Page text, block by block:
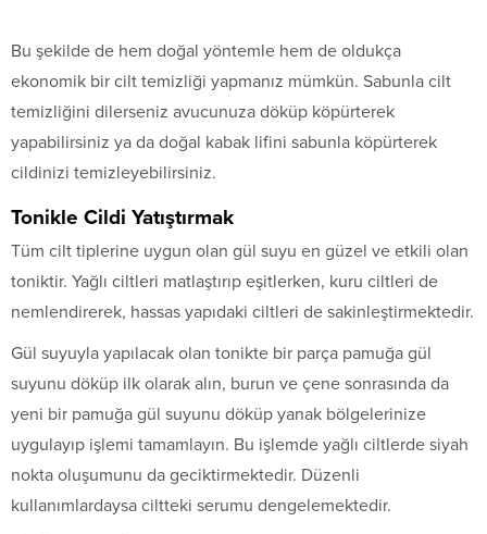
Bu şekilde de hem doğal yöntemle hem de oldukça
ekonomik bir cilt temizliği yapmanız mümkün. Sabunla cilt
temizliğini dilerseniz avucunuza döküp köpürterek
yapabilirsiniz ya da doğal kabak lifini sabunla köpürterek
cildinizi temizleyebilirsiniz.
Tonikle Cildi Yatıştırmak
Tüm cilt tiplerine uygun olan gül suyu en güzel ve etkili olan
toniktir. Yağlı ciltleri matlaştırıp eşitlerken, kuru ciltleri de
nemlendirerek, hassas yapıdaki ciltleri de sakinleştirmektedir.
Gül suyuyla yapılacak olan tonikte bir parça pamuğa gül
suyunu döküp ilk olarak alın, burun ve çene sonrasında da
yeni bir pamuğa gül suyunu döküp yanak bölgelerinize
uygulayıp işlemi tamamlayın. Bu işlemde yağlı ciltlerde siyah
nokta oluşumunu da geciktirmektedir. Düzenli
kullanımlardaysa ciltteki serumu dengelemektedir.